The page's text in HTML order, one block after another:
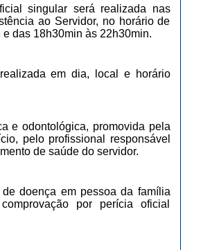
singular será realizada nas
ao Servidor, no horário de
das 18h30min às 22h30min.
em dia, local e horário
e odontológica, promovida pela
pelo profissional responsável
de saúde do servidor.
doença em pessoa da família
por perícia oficial